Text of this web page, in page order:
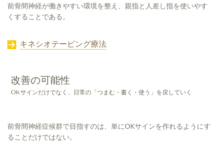
前骨間神経が働きやすい環境を整え、親指と人差し指を使いやす
くすることである。
キネシオテーピング療法
改善の可能性
OKサインだけでなく、日常の「つまむ・書く・使う」を戻していく
前骨間神経症候群で目指すのは、単にOKサインを作れるようにす
ることだけではない。